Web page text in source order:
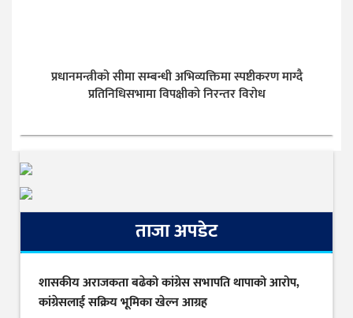
प्रधानमन्त्रीको सीमा सम्बन्धी अभिव्यक्तिमा स्पष्टीकरण माग्दै
प्रतिनिधिसभामा विपक्षीको निरन्तर विरोध
ताजा अपडेट
शासकीय अराजकता बढेको कांग्रेस सभापति थापाको आरोप,
कांग्रेसलाई सक्रिय भूमिका खेल्न आग्रह